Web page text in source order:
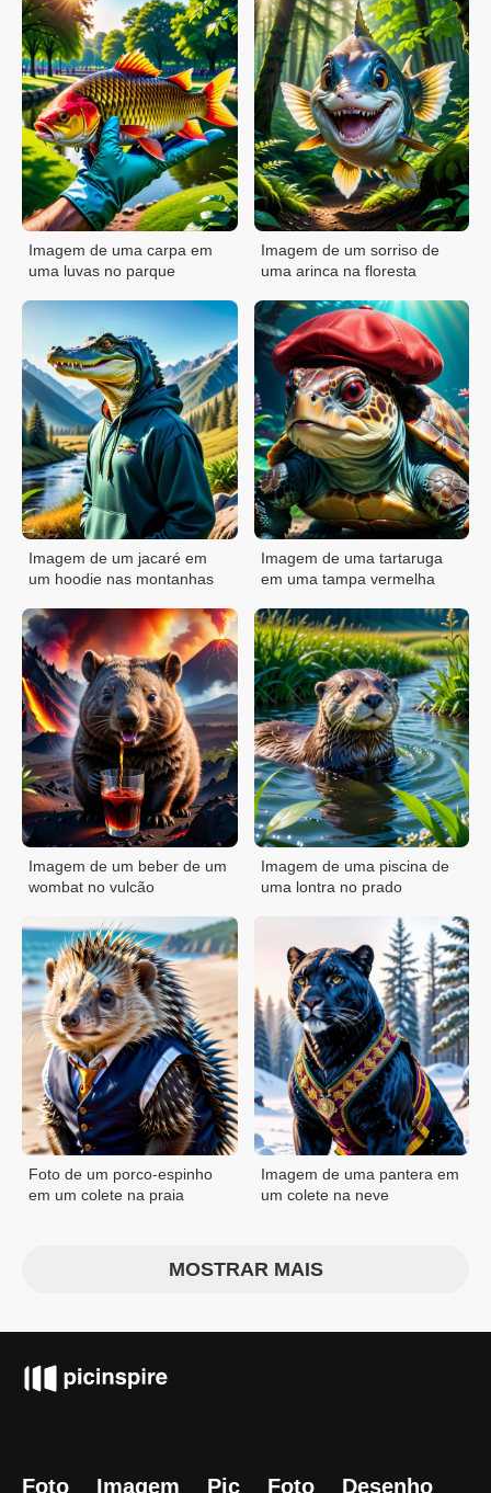
Imagem de uma carpa em
uma luvas no parque
Imagem de um sorriso de
uma arinca na floresta
Imagem de um jacaré em
um hoodie nas montanhas
Imagem de uma tartaruga
em uma tampa vermelha
Imagem de um beber de um
wombat no vulcão
Imagem de uma piscina de
uma lontra no prado
Foto de um porco-espinho
em um colete na praia
Imagem de uma pantera em
um colete na neve
MOSTRAR MAIS
Foto Imagem Pic Foto Desenho